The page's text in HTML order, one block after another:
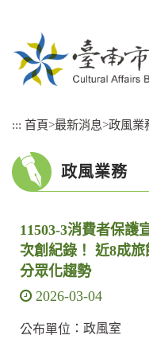
::: 首頁>最新消息>政風業
政風業務
11503-3消費者保護
次創紀錄！ 近8成
分眾化趨勢
2026-03-04
公布單位 ：政風室